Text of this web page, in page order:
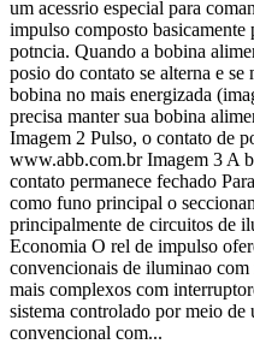
um acessrio especial para
impulso composto
potncia. Quando a bobina
posio do contato se alterna e se
bobina no mais energizada
precisa manter sua bobina
Imagem 2 Pulso, o contato de
www.abb.com.br Imagem 3 A
contato permanece fechado
como funo principal o
principalmente de circuitos de
Economia O rel de impulso
convencionais de iluminao
mais complexos com
sistema controlado por meio de
convencional com...